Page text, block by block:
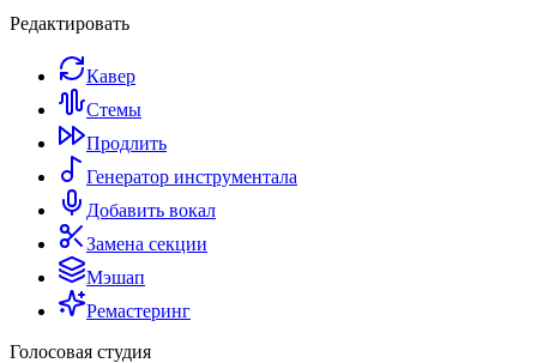
Редактировать
Кавер
Стемы
Продлить
Генератор инструментала
Добавить вокал
Замена секции
Мэшап
Ремастеринг
Голосовая студия